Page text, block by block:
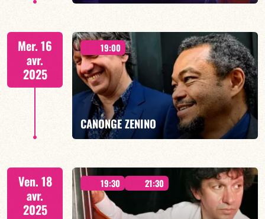
DUO JAZZ - 19h00
EN SAVOIR PLUS
Mer. 16
avr.
2025
19:00
CANONGE ZENINO
DUO JAZZ - 19h00
Ven. 18
avr.
2025
19:30 21:30